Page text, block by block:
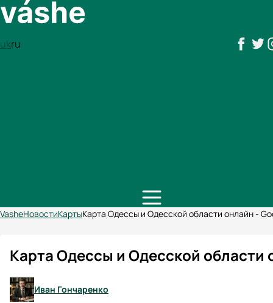
ukru
VasheНовостиКартыКарта Одессы и Одесской области онлайн -
Карта Одессы и Одесской области
Иван Гончаренко